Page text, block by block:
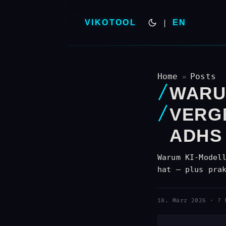
VIKOTOOL | EN
Home » Posts
Warum KI-
hat – plus
18. März 2026 · 7